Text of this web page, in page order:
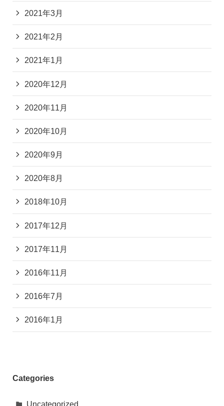
2021年3月
2021年2月
2021年1月
2020年12月
2020年11月
2020年10月
2020年9月
2020年8月
2018年10月
2017年12月
2017年11月
2016年11月
2016年7月
2016年1月
Categories
Uncategorized